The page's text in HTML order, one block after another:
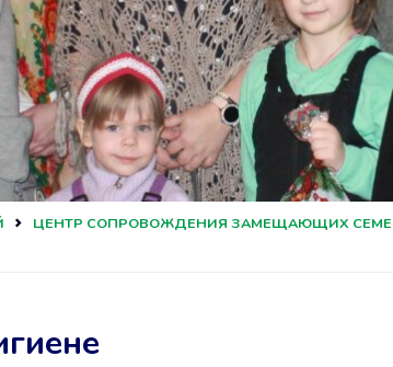
ЦЕНТР СОПРОВОЖДЕНИЯ ЗАМЕЩАЮЩИХ